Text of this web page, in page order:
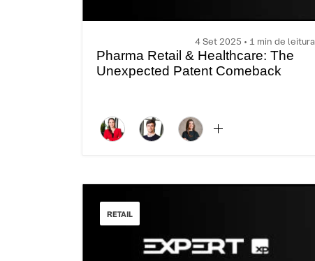
4 Set 2025 • 1 min de leitura
Pharma Retail & Healthcare: The
Unexpected Patent Comeback
RETAIL